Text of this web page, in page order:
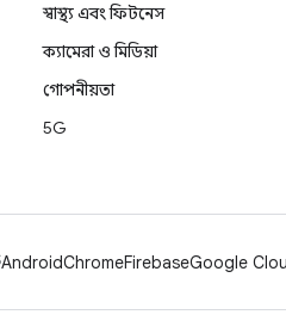
স্বাস্থ্য এবং ফিটনেস
ক্যামেরা ও মিডিয়া
গোপনীয়তা
5G
AndroidChromeFirebaseGoogle